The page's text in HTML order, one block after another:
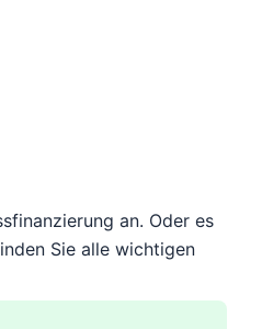
an. Oder es
Sie alle wichtigen